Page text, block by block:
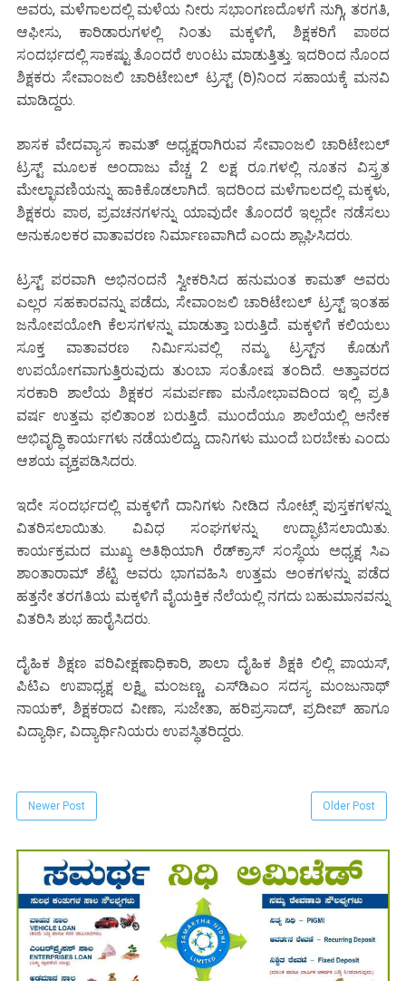
ಅವರು, ಮಳೆಗಾಲದಲ್ಲಿ ಮಳೆಯ ನೀರು ಸಭಾಂಗಣದೊಳಗೆ ನುಗ್ಗಿ, ತರಗತಿ,
ಆಫೀಸು, ಕಾರಿಡಾರುಗಳಲ್ಲಿ ನಿಂತು ಮಕ್ಕಳಿಗೆ, ಶಿಕ್ಷಕರಿಗೆ ಪಾಠದ
ಸಂದರ್ಭದಲ್ಲಿ ಸಾಕಷ್ಟು ತೊಂದರೆ ಉಂಟು ಮಾಡುತ್ತಿತ್ತು. ಇದರಿಂದ ನೊಂದ
ಶಿಕ್ಷಕರು ಸೇವಾಂಜಲಿ ಚಾರಿಟೇಬಲ್ ಟ್ರಸ್ಟ್ (ರಿ)ನಿಂದ ಸಹಾಯಕ್ಕೆ ಮನವಿ
ಮಾಡಿದ್ದರು.
ಶಾಸಕ ವೇದವ್ಯಾಸ ಕಾಮತ್ ಅಧ್ಯಕ್ಷರಾಗಿರುವ ಸೇವಾಂಜಲಿ ಚಾರಿಟೇಬಲ್
ಟ್ರಸ್ಟ್ ಮೂಲಕ ಅಂದಾಜು ವೆಚ್ಚ 2 ಲಕ್ಷ ರೂ.ಗಳಲ್ಲಿ ನೂತನ ವಿಸ್ತ್ರತ
ಮೇಲ್ಛಾವಣಿಯನ್ನು ಹಾಕಿಕೊಡಲಾಗಿದೆ. ಇದರಿಂದ ಮಳೆಗಾಲದಲ್ಲಿ ಮಕ್ಕಳು,
ಶಿಕ್ಷಕರು ಪಾಠ, ಪ್ರವಚನಗಳನ್ನು ಯಾವುದೇ ತೊಂದರೆ ಇಲ್ಲದೇ ನಡೆಸಲು
ಅನುಕೂಲಕರ ವಾತಾವರಣ ನಿರ್ಮಾಣವಾಗಿದೆ ಎಂದು ಶ್ಲಾಘಿಸಿದರು.
ಟ್ರಸ್ಟ್ ಪರವಾಗಿ ಅಭಿನಂದನೆ ಸ್ವೀಕರಿಸಿದ ಹನುಮಂತ ಕಾಮತ್ ಅವರು
ಎಲ್ಲರ ಸಹಕಾರವನ್ನು ಪಡೆದು, ಸೇವಾಂಜಲಿ ಚಾರಿಟೇಬಲ್ ಟ್ರಸ್ಟ್ ಇಂತಹ
ಜನೋಪಯೋಗಿ ಕೆಲಸಗಳನ್ನು ಮಾಡುತ್ತಾ ಬರುತ್ತಿದೆ. ಮಕ್ಕಳಿಗೆ ಕಲಿಯಲು
ಸೂಕ್ತ ವಾತಾವರಣ ನಿರ್ಮಿಸುವಲ್ಲಿ ನಮ್ಮ ಟ್ರಸ್ಟ್‌ನ ಕೊಡುಗೆ
ಉಪಯೋಗವಾಗುತ್ತಿರುವುದು ತುಂಬಾ ಸಂತೋಷ ತಂದಿದೆ. ಅತ್ತಾವರದ
ಸರಕಾರಿ ಶಾಲೆಯ ಶಿಕ್ಷಕರ ಸಮರ್ಪಣಾ ಮನೋಭಾವದಿಂದ ಇಲ್ಲಿ ಪ್ರತಿ
ವರ್ಷ ಉತ್ತಮ ಫಲಿತಾಂಶ ಬರುತ್ತಿದೆ. ಮುಂದೆಯೂ ಶಾಲೆಯಲ್ಲಿ ಅನೇಕ
ಅಭಿವೃದ್ಧಿ ಕಾರ್ಯಗಳು ನಡೆಯಲಿದ್ದು, ದಾನಿಗಳು ಮುಂದೆ ಬರಬೇಕು ಎಂದು
ಆಶಯ ವ್ಯಕ್ತಪಡಿಸಿದರು.
ಇದೇ ಸಂದರ್ಭದಲ್ಲಿ ಮಕ್ಕಳಿಗೆ ದಾನಿಗಳು ನೀಡಿದ ನೋಟ್ಸ್ ಪುಸ್ತಕಗಳನ್ನು
ವಿತರಿಸಲಾಯಿತು. ವಿವಿಧ ಸಂಘಗಳನ್ನು ಉದ್ಘಾಟಿಸಲಾಯಿತು.
ಕಾರ್ಯಕ್ರಮದ ಮುಖ್ಯ ಅತಿಥಿಯಾಗಿ ರೆಡ್‌ಕ್ರಾಸ್ ಸಂಸ್ಥೆಯ ಅಧ್ಯಕ್ಷ ಸಿಎ
ಶಾಂತಾರಾಮ್ ಶೆಟ್ಟಿ ಅವರು ಭಾಗವಹಿಸಿ ಉತ್ತಮ ಅಂಕಗಳನ್ನು ಪಡೆದ
ಹತ್ತನೇ ತರಗತಿಯ ಮಕ್ಕಳಿಗೆ ವೈಯಕ್ತಿಕ ನೆಲೆಯಲ್ಲಿ ನಗದು ಬಹುಮಾನವನ್ನು
ವಿತರಿಸಿ ಶುಭ ಹಾರೈಸಿದರು.
ದೈಹಿಕ ಶಿಕ್ಷಣ ಪರಿವೀಕ್ಷಣಾಧಿಕಾರಿ, ಶಾಲಾ ದೈಹಿಕ ಶಿಕ್ಷಕಿ ಲಿಲ್ಲಿ ಪಾಯಸ್,
ಪಿಟಿಎ ಉಪಾಧ್ಯಕ್ಷ ಲಕ್ಷ್ಮಿ ಮಂಜಣ್ಣ, ಎಸ್‌ಡಿಎಂ ಸದಸ್ಯ ಮಂಜುನಾಥ್
ನಾಯಕ್, ಶಿಕ್ಷಕರಾದ ವೀಣಾ, ಸುಜೇತಾ, ಹರಿಪ್ರಸಾದ್, ಪ್ರದೀಪ್ ಹಾಗೂ
ವಿದ್ಯಾರ್ಥಿ, ವಿದ್ಯಾರ್ಥಿನಿಯರು ಉಪಸ್ಥಿತರಿದ್ದರು.
Newer Post Older Post